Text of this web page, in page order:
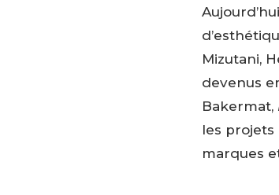
Mizutani,
devenus
Bakermat,
les projets
marques